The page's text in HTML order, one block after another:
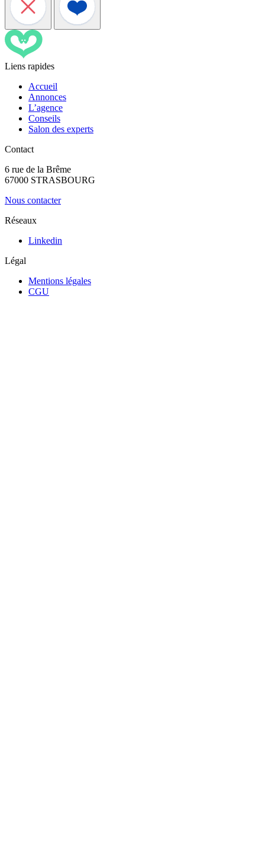
Liens rapides
Accueil
Annonces
L’agence
Conseils
Salon des experts
Contact
6 rue de la Brême
67000 STRASBOURG
Nous contacter
Réseaux
Linkedin
Légal
Mentions légales
CGU